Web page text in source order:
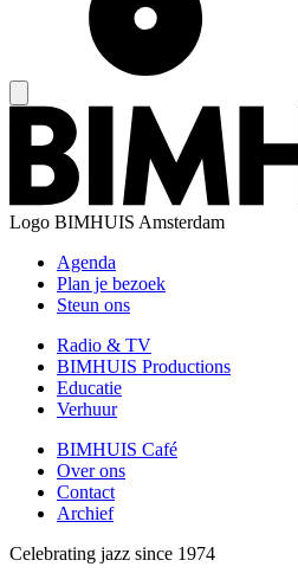
Logo BIMHUIS Amsterdam
Agenda
Plan je bezoek
Steun ons
Radio & TV
BIMHUIS Productions
Educatie
Verhuur
BIMHUIS Café
Over ons
Contact
Archief
Celebrating jazz since 1974